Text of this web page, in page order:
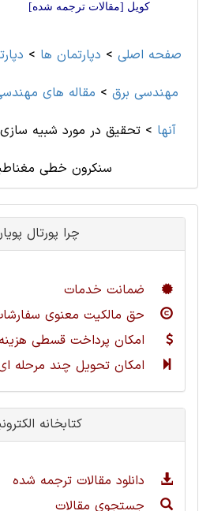
کویل [مقالات ترجمه شده]
صفحه اصلی > دپارتمان ها >
مهندسی برق > مقاله های
آنها > تحقیق در مورد شبیه
سنکرون خطی
چرا پورتال
ضمانت خدمات
حق مالکیت معنوی
امکان پرداخت قسطی
امکان تحویل چند مرحله
کتابخانه
دانلود مقالات ترجمه شده
جستجوی مقالات